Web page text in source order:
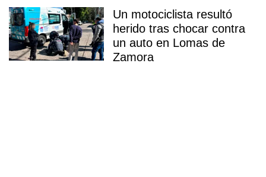
Un motociclista resultó
herido tras chocar contra
un auto en Lomas de
Zamora